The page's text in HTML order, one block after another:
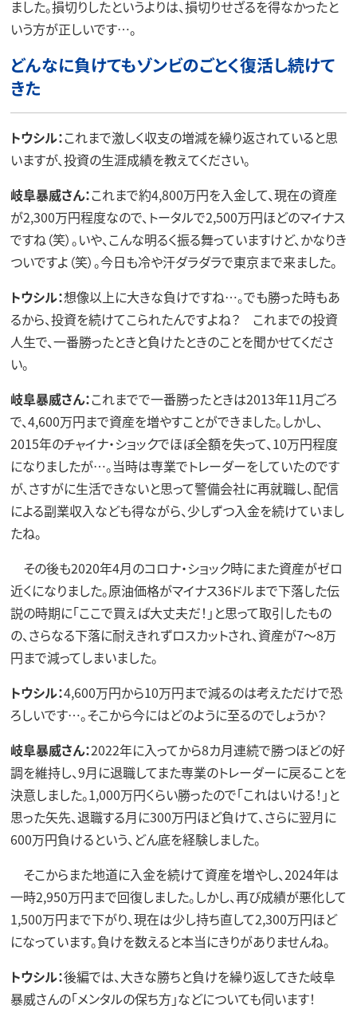
ました。損切りしたというよりは、損切りせざるを得なかったと
いう方が正しいです…。
どんなに負けてもゾンビのごとく復活し続けて
きた
トウシル：これまで激しく収支の増減を繰り返されていると思
いますが、投資の生涯成績を教えてください。
岐阜暴威さん：これまで約4,800万円を入金して、現在の資産
が2,300万円程度なので、トータルで2,500万円ほどのマイナス
ですね（笑）。いや、こんな明るく振る舞っていますけど、かなりき
ついですよ（笑）。今日も冷や汗ダラダラで東京まで来ました。
トウシル：想像以上に大きな負けですね…。でも勝った時もあ
るから、投資を続けてこられたんですよね？ これまでの投資
人生で、一番勝ったときと負けたときのことを聞かせてくださ
い。
岐阜暴威さん：これまでで一番勝ったときは2013年11月ごろ
で、4,600万円まで資産を増やすことができました。しかし、
2015年のチャイナ・ショックでほぼ全額を失って、10万円程度
になりましたが…。当時は専業でトレーダーをしていたのです
が、さすがに生活できないと思って警備会社に再就職し、配信
による副業収入なども得ながら、少しずつ入金を続けていまし
たね。
その後も2020年4月のコロナ・ショック時にまた資産がゼロ
近くになりました。原油価格がマイナス36ドルまで下落した伝
説の時期に「ここで買えば大丈夫だ！」と思って取引したもの
の、さらなる下落に耐えきれずロスカットされ、資産が7〜8万
円まで減ってしまいました。
トウシル：4,600万円から10万円まで減るのは考えただけで恐
ろしいです…。そこから今にはどのように至るのでしょうか？
岐阜暴威さん：2022年に入ってから8カ月連続で勝つほどの好
調を維持し、9月に退職してまた専業のトレーダーに戻ることを
決意しました。1,000万円くらい勝ったので「これはいける！」と
思った矢先、退職する月に300万円ほど負けて、さらに翌月に
600万円負けるという、どん底を経験しました。
そこからまた地道に入金を続けて資産を増やし、2024年は
一時2,950万円まで回復しました。しかし、再び成績が悪化して
1,500万円まで下がり、現在は少し持ち直して2,300万円ほど
になっています。負けを数えると本当にきりがありませんね。
トウシル：後編では、大きな勝ちと負けを繰り返してきた岐阜
暴威さんの「メンタルの保ち方」などについても伺います！